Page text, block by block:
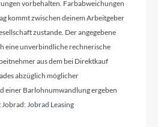
Farbe
CN-M6100-12
vorbehalten. Farbabweichungen
kommt zwischen deinem Arbeitgeber
zustande. Der angegebene
eine unverbindliche rechnerische
aus dem bei Direktkauf
abzüglich möglicher
einer Barlohnumwandlung ergeben
Jobrad:Jobrad Leasing